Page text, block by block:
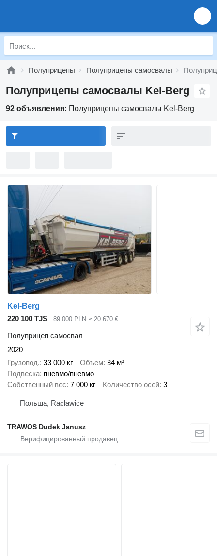
Полуприцепы Полуприцепы самосвалы
Полуприцепы самосвалы Kel-Berg
92 объявления: Полуприцепы самосвалы Kel-Berg
Kel-Berg
220 100 TJS
89 000 PLN ≈ 20 670 €
Полуприцеп самосвал
2020
Грузопод. 33 000 кг Объем 34 м³
Подвеска пневмо/пневмо
Собственный вес 7 000 кг Количество осей 3
Польша, Racławice
TRAWOS Dudek Janusz